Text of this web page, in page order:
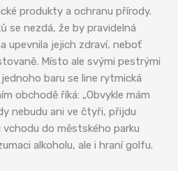
produkty a ochranu přírody.
se nezdá, že by pravidelná
upevnila jejich zdraví, neboť
Místo ale svými pestrými
baru se line rytmická
obchodě říká: „Obvykle mám
nebudu ani ve čtyři, přijdu
vchodu do městského parku
alkoholu, ale i hraní golfu.